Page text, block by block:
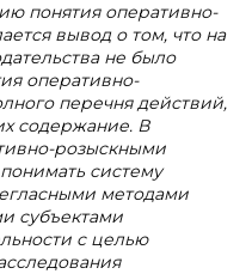
понятия оперативно-
вывод о том, что на
не было
оперативно-
перечня действий,
содержание. В
розыскными
систему
методами
субъектами
с целью